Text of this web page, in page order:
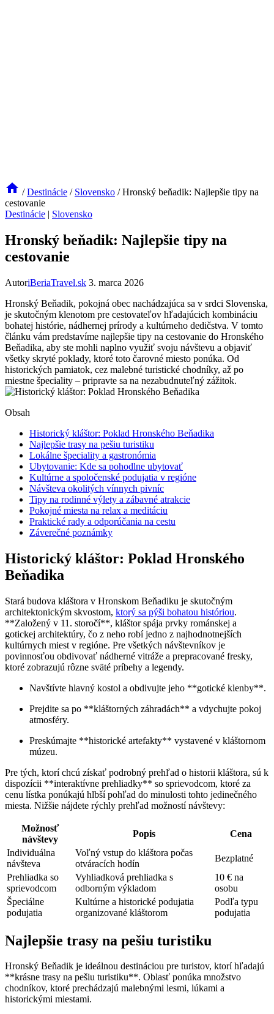
/ Destinácie / Slovensko / Hronský beňadik: Najlepšie tipy na
cestovanie
Destinácie | Slovensko
Hronský beňadik: Najlepšie tipy na
cestovanie
AutoriBeriaTravel.sk 3. marca 2026
Hronský Beňadik, pokojná obec nachádzajúca sa v srdci Slovenska,
je skutočným klenotom pre cestovateľov hľadajúcich kombináciu
bohatej histórie, nádhernej prírody a kultúrneho dedičstva. V tomto
článku vám predstavíme najlepšie tipy na cestovanie do Hronského
Beňadika, aby ste mohli naplno využiť svoju návštevu a objaviť
všetky skryté poklady, ktoré toto čarovné miesto ponúka. Od
historických pamiatok, cez malebné turistické chodníky, až po
miestne špeciality – pripravte sa na nezabudnuteľný zážitok.
Obsah
Historický kláštor: Poklad Hronského Beňadika
Najlepšie trasy na pešiu turistiku
Lokálne špeciality a gastronómia
Ubytovanie: Kde sa pohodlne ubytovať
Kultúrne a spoločenské podujatia v regióne
Návšteva okolitých vínnych pivníc
Tipy na rodinné výlety a zábavné atrakcie
Pokojné miesta na relax a meditáciu
Praktické rady a odporúčania na cestu
Záverečné poznámky
Historický kláštor: Poklad Hronského
Beňadika
Stará budova kláštora v Hronskom Beňadiku je skutočným
architektonickým skvostom, ktorý sa pýši bohatou históriou.
**Založený v 11. storočí**, kláštor spája prvky románskej a
gotickej architektúry, čo z neho robí jedno z najhodnotnejších
kultúrnych miest v regióne. Pre všetkých návštevníkov je
povinnosťou obdivovať nádherné vitráže a prepracované fresky,
ktoré zobrazujú rôzne sväté príbehy a legendy.
Navštívte hlavný kostol a obdivujte jeho **gotické klenby**.
Prejdite sa po **kláštorných záhradách** a vdychujte pokoj
atmosféry.
Preskúmajte **historické artefakty** vystavené v kláštornom
múzeu.
Pre tých, ktorí chcú získať podrobný prehľad o historii kláštora, sú k
dispozícii **interaktívne prehliadky** so sprievodcom, ktoré za
cenu lístka ponúkajú hlbší pohľad do minulosti tohto jedinečného
miesta. Nižšie nájdete rýchly prehľad možností návštevy:
Možnosť
návštevy
Popis
Cena
Individuálna
návšteva
Voľný vstup do kláštora počas
otváracích hodín
Bezplatné
Prehliadka so
sprievodcom
Vyhliadková prehliadka s
odborným výkladom
10 € na
osobu
Špeciálne
podujatia
Kultúrne a historické podujatia
organizované kláštorom
Podľa typu
podujatia
Najlepšie trasy na pešiu turistiku
Hronský Beňadik je ideálnou destináciou pre turistov, ktorí hľadajú
**krásne trasy na pešiu turistiku**. Oblasť ponúka množstvo
chodníkov, ktoré prechádzajú malebnými lesmi, lúkami a
historickými miestami.